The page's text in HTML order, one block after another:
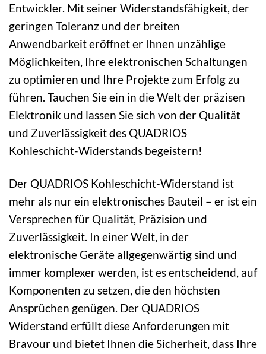
Entwickler. Mit seiner Widerstandsfähigkeit, der
geringen Toleranz und der breiten
Anwendbarkeit eröffnet er Ihnen unzählige
Möglichkeiten, Ihre elektronischen Schaltungen
zu optimieren und Ihre Projekte zum Erfolg zu
führen. Tauchen Sie ein in die Welt der präzisen
Elektronik und lassen Sie sich von der Qualität
und Zuverlässigkeit des QUADRIOS
Kohleschicht-Widerstands begeistern!
Der QUADRIOS Kohleschicht-Widerstand ist
mehr als nur ein elektronisches Bauteil – er ist ein
Versprechen für Qualität, Präzision und
Zuverlässigkeit. In einer Welt, in der
elektronische Geräte allgegenwärtig sind und
immer komplexer werden, ist es entscheidend, auf
Komponenten zu setzen, die den höchsten
Ansprüchen genügen. Der QUADRIOS
Widerstand erfüllt diese Anforderungen mit
Bravour und bietet Ihnen die Sicherheit, dass Ihre